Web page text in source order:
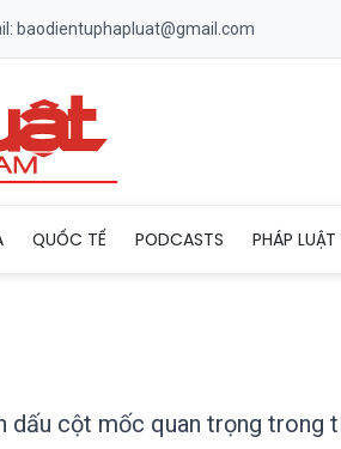
baodientuphapluat@gmail.com
QUỐC TẾ PODCASTS PHÁP LUẬT
dấu cột mốc quan trọng trong